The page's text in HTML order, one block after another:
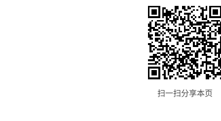
扫一扫分享本页